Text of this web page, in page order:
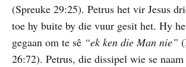
(Spreuke 29:25). Petrus het vir Jesus
toe hy buite by die vuur gesit het. Hy
gegaan om te sê “ek ken die Man nie”
26:72). Petrus, die dissipel wie se naam